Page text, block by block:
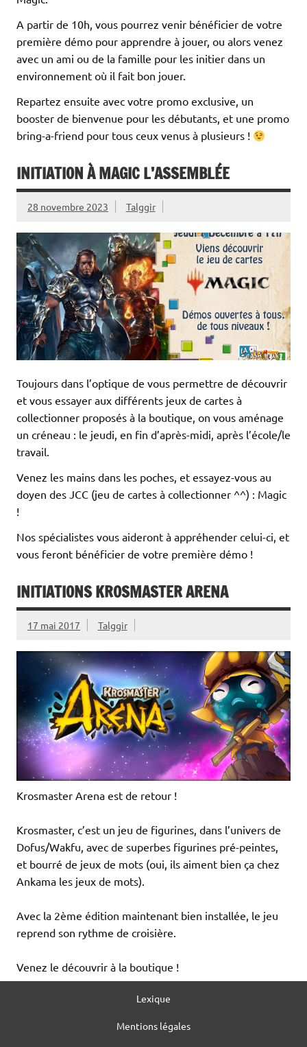
A partir de 10h, vous pourrez venir bénéficier de votre
première démo pour apprendre à jouer, ou alors venez
avec un ami ou de la famille pour les initier dans un
environnement où il fait bon jouer.
Repartez ensuite avec votre promo exclusive, un
booster de bienvenue pour les débutants, et une promo
bring-a-friend pour tous ceux venus à plusieurs !
INITIATION À MAGIC L’ASSEMBLÉE
28 novembre 2023 Talggir
Toujours dans l’optique de vous permettre de découvrir
et vous essayer aux différents jeux de cartes à
collectionner proposés à la boutique, on vous aménage
un créneau : le jeudi, en fin d’après-midi, après l’école/le
travail.
Venez les mains dans les poches, et essayez-vous au
doyen des JCC (jeu de cartes à collectionner ^^) : Magic
!
Nos spécialistes vous aideront à appréhender celui-ci, et
vous feront bénéficier de votre première démo !
INITIATIONS KROSMASTER ARENA
17 mai 2017 Talggir
Krosmaster Arena est de retour !
Krosmaster, c’est un jeu de figurines, dans l’univers de
Dofus/Wakfu, avec de superbes figurines pré-peintes,
et bourré de jeux de mots (oui, ils aiment bien ça chez
Ankama les jeux de mots).
Avec la 2ème édition maintenant bien installée, le jeu
reprend son rythme de croisière.
Venez le découvrir à la boutique !
Lexique
Mentions légales